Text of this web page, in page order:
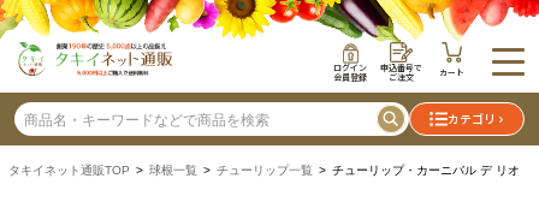
ログイン
会員登録
申込番号で
ご注文 カート
カテゴリ
タキイネット通販TOP > 球根一覧 > チューリップ一覧 > チューリップ・カーニバル デ リオ